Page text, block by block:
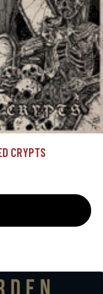
CRYPTS